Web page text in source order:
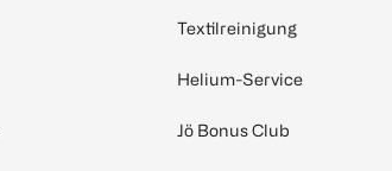
Textilreinigung
Helium-Service
Jö Bonus Club